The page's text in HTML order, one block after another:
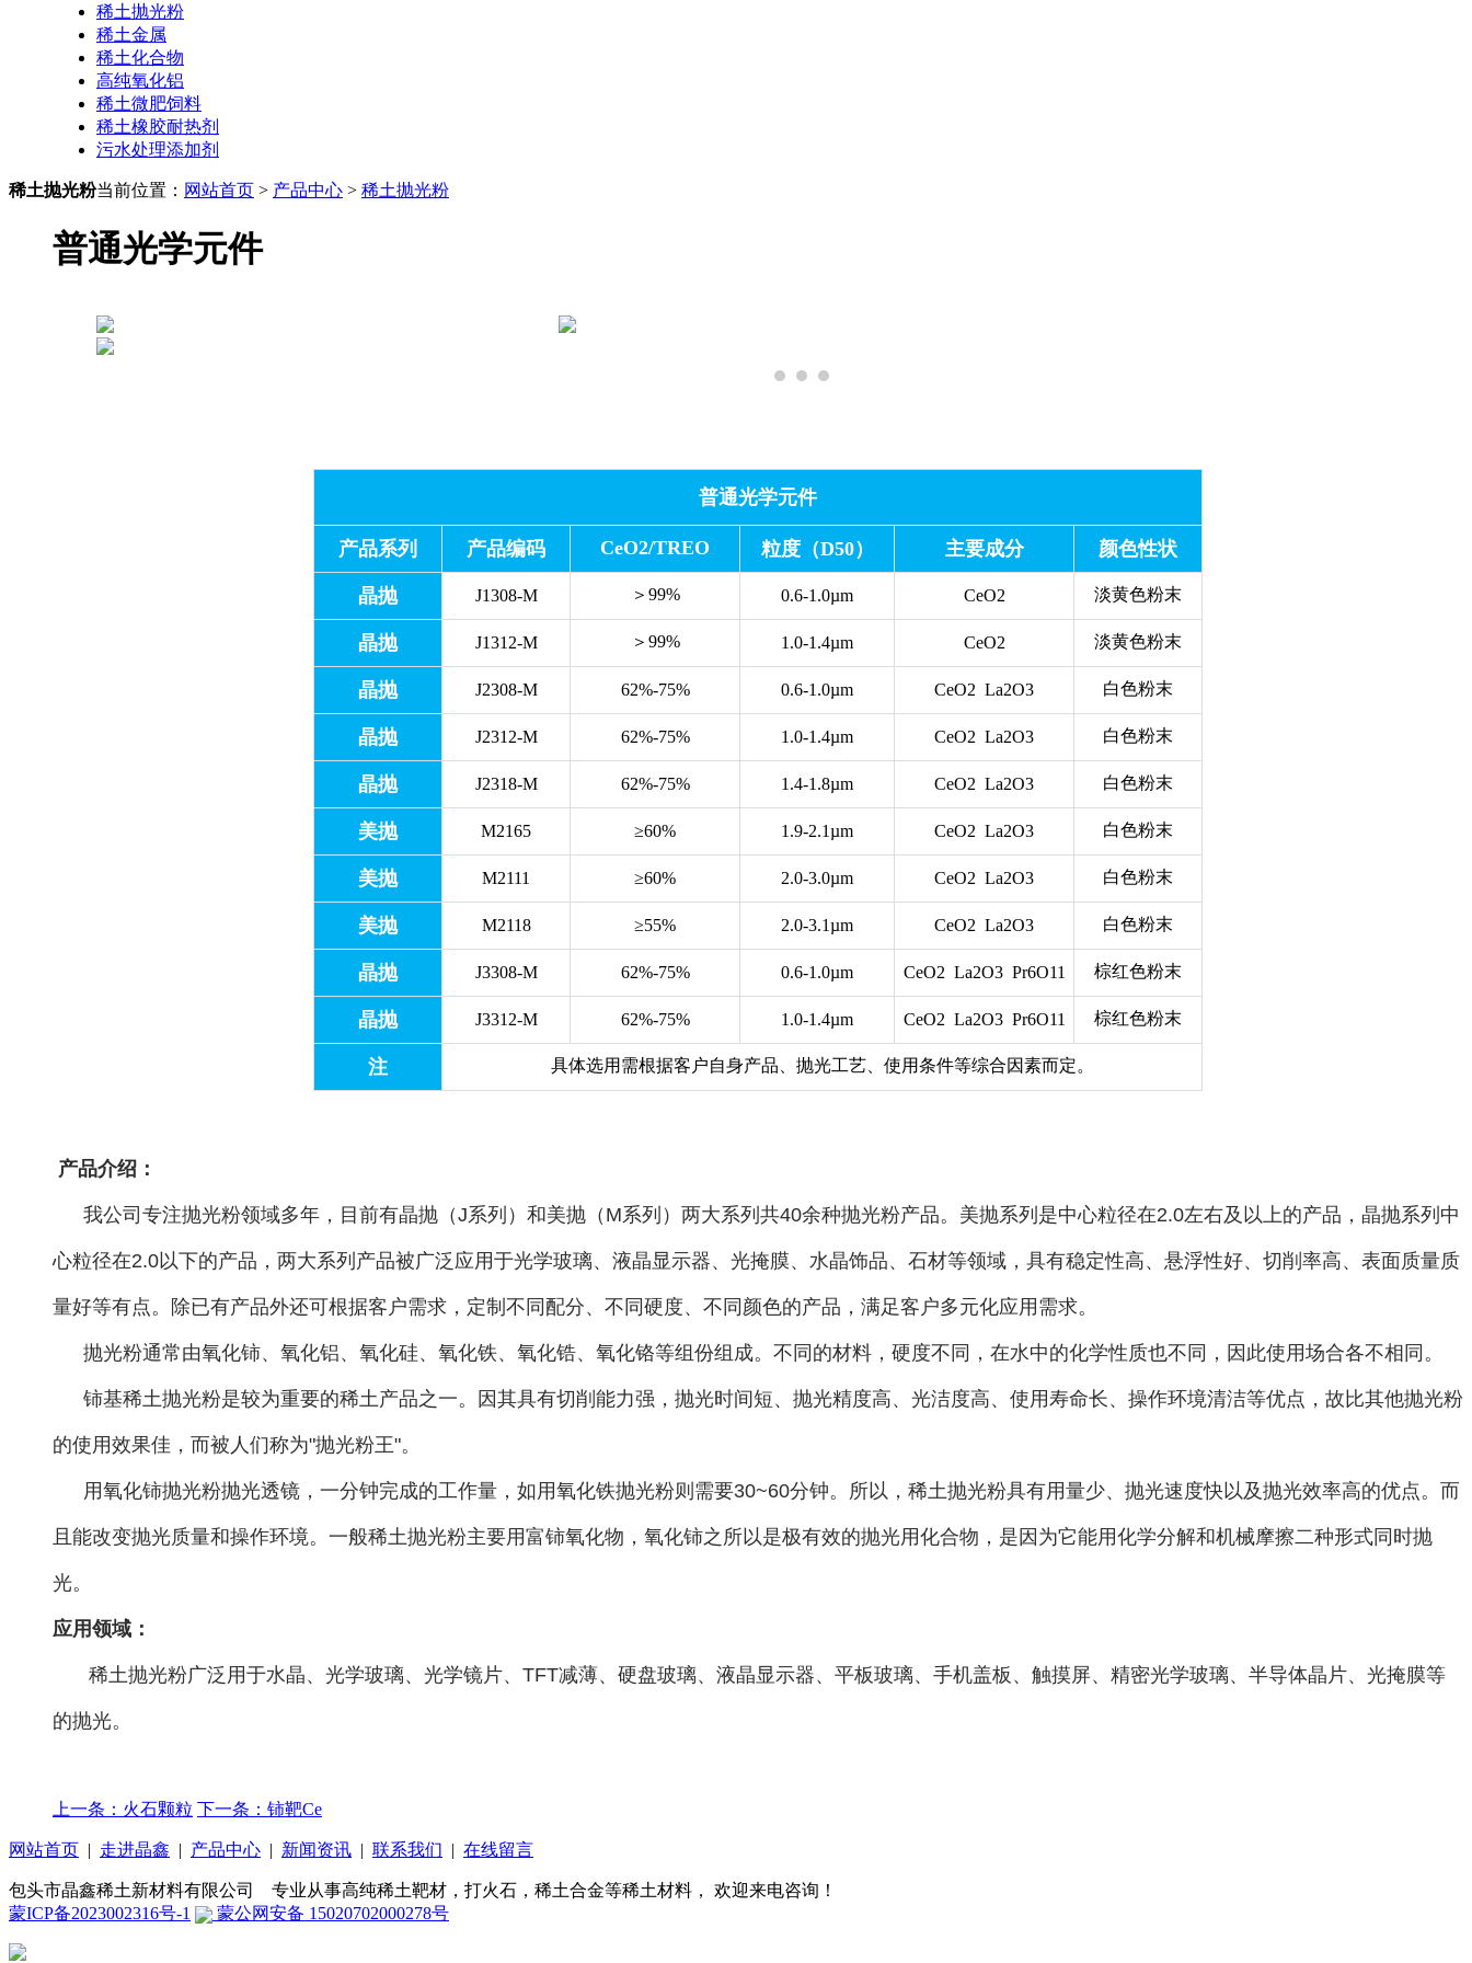
稀土抛光粉
稀土金属
稀土化合物
高纯氧化铝
稀土微肥饲料
稀土橡胶耐热剂
污水处理添加剂
稀土抛光粉当前位置： 网站首页 > 产品中心 > 稀土抛光粉
普通光学元件
普通光学元件
产品系列 产品编码 CeO2/TREO 粒度（D50） 主要成分 颜色性状
晶抛 J1308-M ＞99% 0.6-1.0µm CeO2 淡黄色粉末
晶抛 J1312-M ＞99% 1.0-1.4µm CeO2 淡黄色粉末
晶抛 J2308-M 62%-75% 0.6-1.0µm CeO2 La2O3 白色粉末
晶抛 J2312-M 62%-75% 1.0-1.4µm CeO2 La2O3 白色粉末
晶抛 J2318-M 62%-75% 1.4-1.8µm CeO2 La2O3 白色粉末
美抛 M2165 ≥60% 1.9-2.1µm CeO2 La2O3 白色粉末
美抛 M2111 ≥60% 2.0-3.0µm CeO2 La2O3 白色粉末
美抛 M2118 ≥55% 2.0-3.1µm CeO2 La2O3 白色粉末
晶抛 J3308-M 62%-75% 0.6-1.0µm CeO2 La2O3 Pr6O11 棕红色粉末
晶抛 J3312-M 62%-75% 1.0-1.4µm CeO2 La2O3 Pr6O11 棕红色粉末
注 具体选用需根据客户自身产品、抛光工艺、使用条件等综合因素而定。
产品介绍：
我公司专注抛光粉领域多年，目前有晶抛（J系列）和美抛（M系列）两大系列共40余种抛光粉产品。美抛系列是中心粒径在2.0左右及以上的产品，晶抛系列中
心粒径在2.0以下的产品，两大系列产品被广泛应用于光学玻璃、液晶显示器、光掩膜、水晶饰品、石材等领域，具有稳定性高、悬浮性好、切削率高、表面质量质
量好等有点。除已有产品外还可根据客户需求，定制不同配分、不同硬度、不同颜色的产品，满足客户多元化应用需求。
抛光粉通常由氧化铈、氧化铝、氧化硅、氧化铁、氧化锆、氧化铬等组份组成。不同的材料，硬度不同，在水中的化学性质也不同，因此使用场合各不相同。
铈基稀土抛光粉是较为重要的稀土产品之一。因其具有切削能力强，抛光时间短、抛光精度高、光洁度高、使用寿命长、操作环境清洁等优点，故比其他抛光粉
的使用效果佳，而被人们称为"抛光粉王"。
用氧化铈抛光粉抛光透镜，一分钟完成的工作量，如用氧化铁抛光粉则需要30~60分钟。所以，稀土抛光粉具有用量少、抛光速度快以及抛光效率高的优点。而
且能改变抛光质量和操作环境。一般稀土抛光粉主要用富铈氧化物，氧化铈之所以是极有效的抛光用化合物，是因为它能用化学分解和机械摩擦二种形式同时抛
光。
应用领域：
稀土抛光粉广泛用于水晶、光学玻璃、光学镜片、TFT减薄、硬盘玻璃、液晶显示器、平板玻璃、手机盖板、触摸屏、精密光学玻璃、半导体晶片、光掩膜等
的抛光。
上一条：火石颗粒 下一条：铈靶Ce
网站首页 | 走进晶鑫 | 产品中心 | 新闻资讯 | 联系我们 | 在线留言
包头市晶鑫稀土新材料有限公司 专业从事高纯稀土靶材，打火石，稀土合金等稀土材料， 欢迎来电咨询！
蒙ICP备2023002316号-1
蒙公网安备 15020702000278号